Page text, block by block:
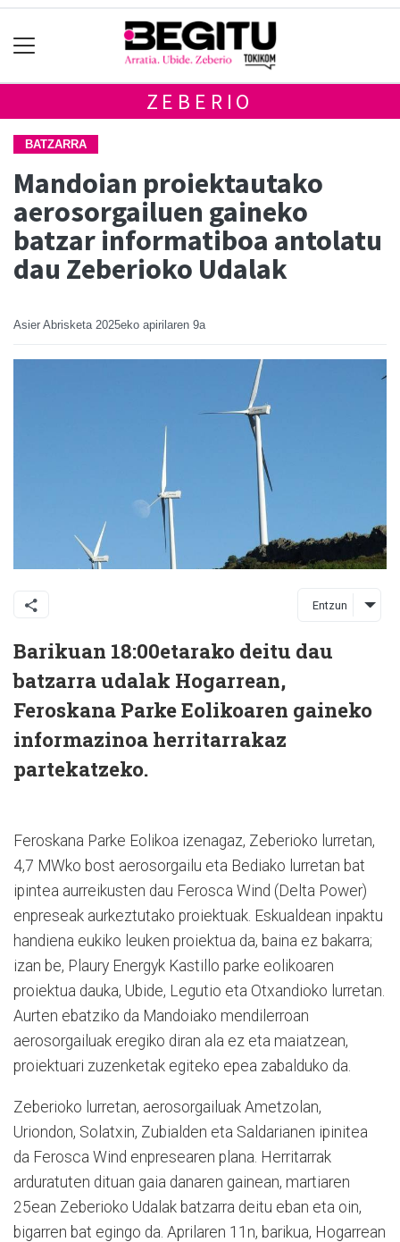
ZEBERIO
BATZARRA
Mandoian proiektautako
aerosorgailuen gaineko
batzar informatiboa antolatu
dau Zeberioko Udalak
Asier Abrisketa 2025eko apirilaren 9a
Entzun
Barikuan 18:00etarako deitu dau
batzarra udalak Hogarrean,
Feroskana Parke Eolikoaren gaineko
informazinoa herritarrakaz
partekatzeko.
Feroskana Parke Eolikoa izenagaz, Zeberioko lurretan,
4,7 MWko bost aerosorgailu eta Bediako lurretan bat
ipintea aurreikusten dau Ferosca Wind (Delta Power)
enpreseak aurkeztutako proiektuak. Eskualdean inpaktu
handiena eukiko leuken proiektua da, baina ez bakarra;
izan be, Plaury Energyk Kastillo parke eolikoaren
proiektua dauka, Ubide, Legutio eta Otxandioko lurretan.
Aurten ebatziko da Mandoiako mendilerroan
aerosorgailuak eregiko diran ala ez eta maiatzean,
proiektuari zuzenketak egiteko epea zabalduko da.
Zeberioko lurretan, aerosorgailuak Ametzolan,
Uriondon, Solatxin, Zubialden eta Saldarianen ipinitea
da Ferosca Wind enpresearen plana. Herritarrak
arduratuten dituan gaia danaren gainean, martiaren
25ean Zeberioko Udalak batzarra deitu eban eta oin,
bigarren bat egingo da. Aprilaren 11n, barikua, Hogarrean